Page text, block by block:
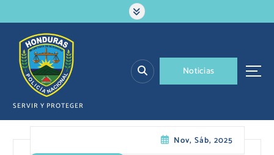
a
SERVIR Y PROTEGER
Noticias
Nov, Sáb, 2025